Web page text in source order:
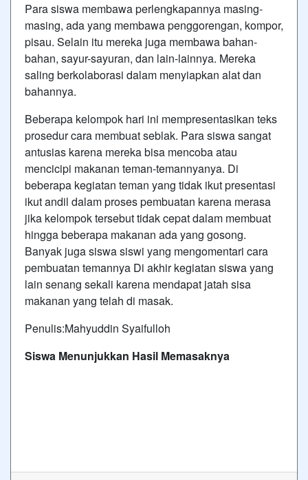
Para siswa membawa perlengkapannya masing-
masing, ada yang membawa penggorengan, kompor,
pisau. Selain itu mereka juga membawa bahan-
bahan, sayur-sayuran, dan lain-lainnya. Mereka
saling berkolaborasi dalam menyiapkan alat dan
bahannya.
Beberapa kelompok hari ini mempresentasikan teks
prosedur cara membuat seblak. Para siswa sangat
antusias karena mereka bisa mencoba atau
mencicipi makanan teman-temannyanya. Di
beberapa kegiatan teman yang tidak ikut presentasi
ikut andil dalam proses pembuatan karena merasa
jika kelompok tersebut tidak cepat dalam membuat
hingga beberapa makanan ada yang gosong.
Banyak juga siswa siswi yang mengomentari cara
pembuatan temannya Di akhir kegiatan siswa yang
lain senang sekali karena mendapat jatah sisa
makanan yang telah di masak.
Penulis:Mahyuddin Syaifulloh
Siswa Menunjukkan Hasil Memasaknya